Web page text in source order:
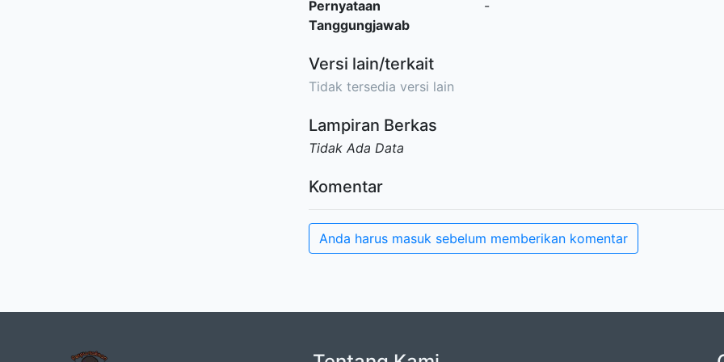
Pernyataan
Tanggungjawab
-
Versi lain/terkait
Tidak tersedia versi lain
Lampiran Berkas
Tidak Ada Data
Komentar
Anda harus masuk sebelum memberikan komentar